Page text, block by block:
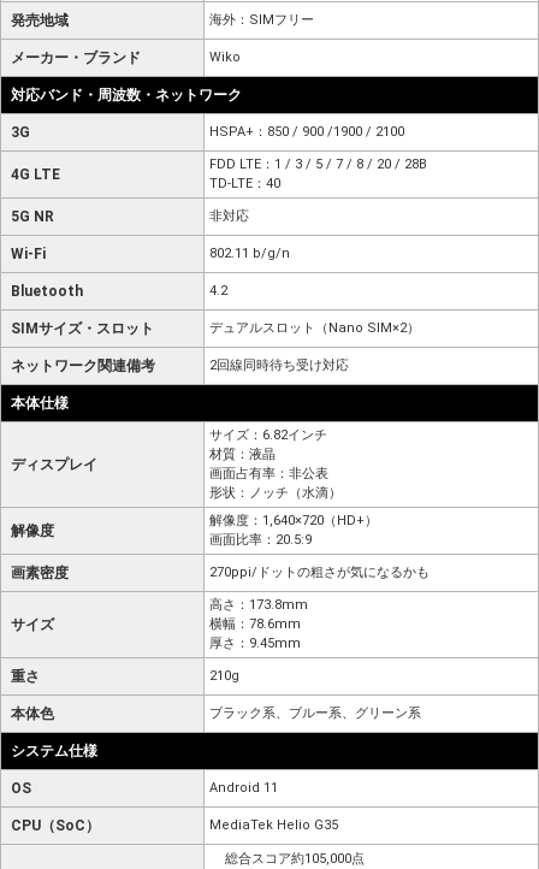
発売地域 海外：SIMフリー
メーカー・ブランド Wiko
対応バンド・周波数・ネットワーク
3G HSPA+：850 / 900 /1900 / 2100
4G LTE
FDD LTE：1 / 3 / 5 / 7 / 8 / 20 / 28B
TD-LTE：40
5G NR 非対応
Wi-Fi 802.11 b/g/n
Bluetooth 4.2
SIMサイズ・スロット デュアルスロット（Nano SIM×2）
ネットワーク関連備考 2回線同時待ち受け対応
本体仕様
ディスプレイ
サイズ：6.82インチ
材質：液晶
画面占有率：非公表
形状：ノッチ（水滴）
解像度
解像度：1,640×720（HD+）
画面比率：20.5:9
画素密度 270ppi/ドットの粗さが気になるかも
サイズ
高さ：173.8mm
横幅：78.6mm
厚さ：9.45mm
重さ 210g
本体色 ブラック系、ブルー系、グリーン系
システム仕様
OS Android 11
CPU（SoC） MediaTek Helio G35
総合スコア約105,000点